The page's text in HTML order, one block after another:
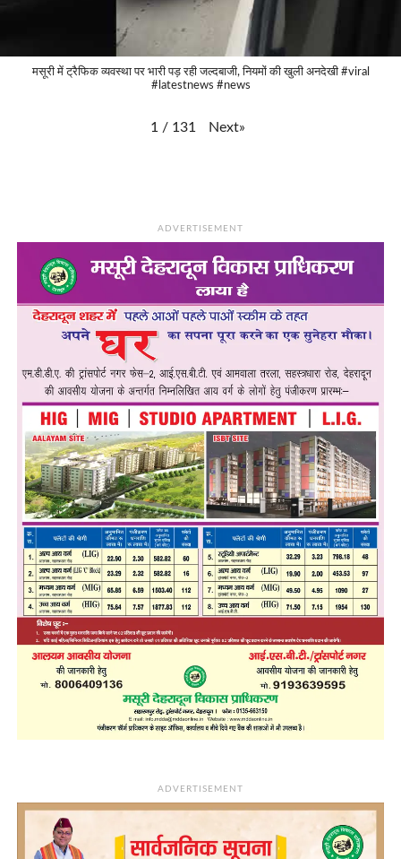
मसूरी में ट्रैफिक व्यवस्था पर भारी पड़ रही जल्दबाजी, नियमों की खुली अनदेखी #viral
#latestnews #news
1 / 131 Next»
ADVERTISEMENT
ADVERTISEMENT